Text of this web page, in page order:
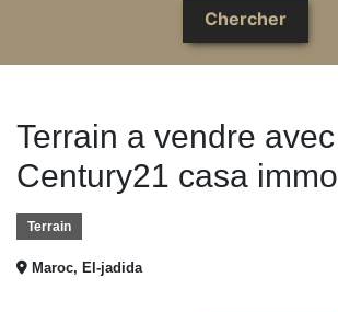
Terrain a vendre avec
Century21 casa immo
Terrain
Maroc, El-jadida